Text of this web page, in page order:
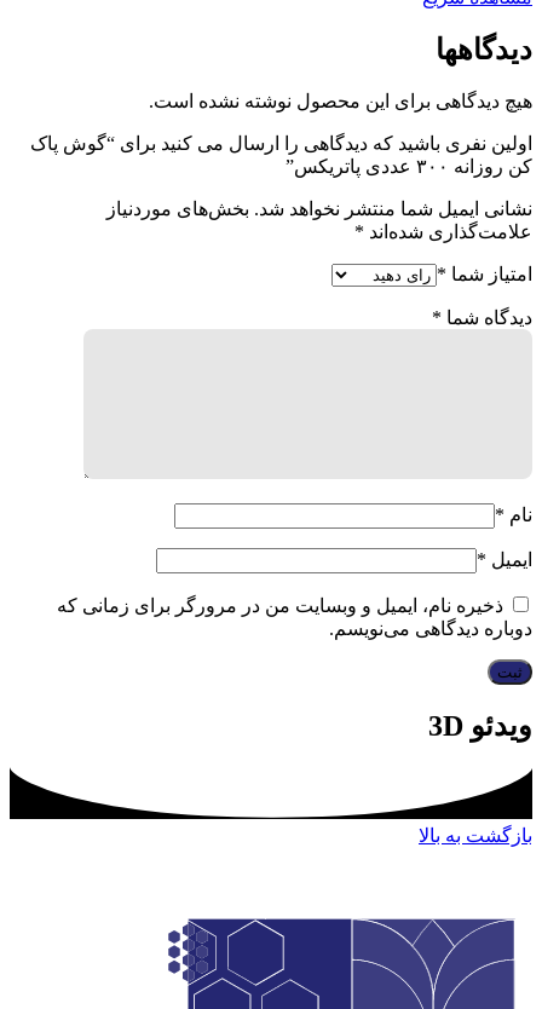
دیدگاهها
هیچ دیدگاهی برای این محصول نوشته نشده است.
اولین نفری باشید که دیدگاهی را ارسال می کنید برای “گوش پاک
کن روزانه ۳۰۰ عددی پاتریکس”
نشانی ایمیل شما منتشر نخواهد شد. بخش‌های موردنیاز
علامت‌گذاری شده‌اند *
امتیاز شما *
دیدگاه شما *
نام *
ایمیل *
ذخیره نام، ایمیل و وبسایت من در مرورگر برای زمانی که
دوباره دیدگاهی می‌نویسم.
ویدئو 3D
بازگشت به بالا